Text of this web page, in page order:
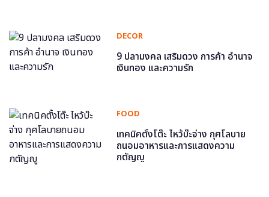
DECOR
9 ปลามงคล เสริมดวง การค้า อำนาจ
เงินทอง และความรัก
FOOD
เทคนิคตั้งโต๊ะ ไหว้บ๊ะจ่าง กุศโลบาย
ถนอมอาหารและการแสดงความ
กตัญญู